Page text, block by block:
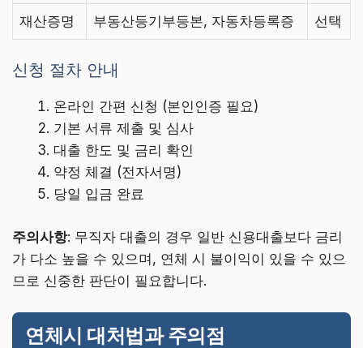
재산증명 부동산등기부등본, 자동차등록증 선택
신청 절차 안내
온라인 간편 신청 (본인인증 필요)
기본 서류 제출 및 심사
대출 한도 및 금리 확인
약정 체결 (전자서명)
당일 입금 완료
주의사항: 무직자 대출의 경우 일반 신용대출보다 금리
가 다소 높을 수 있으며, 연체 시 불이익이 있을 수 있으
므로 신중한 판단이 필요합니다.
연체시 대처법과 주의점